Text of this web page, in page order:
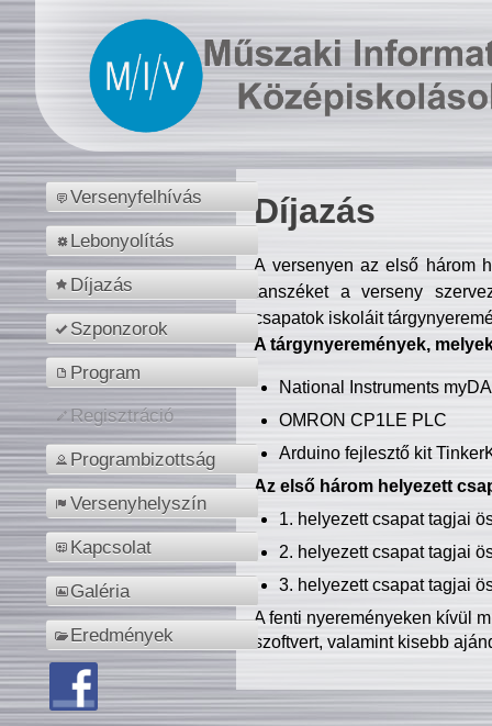
Versenyfelhívás
Lebonyolítás
Díjazás
Szponzorok
Program
Regisztráció
Programbizottság
Versenyhelyszín
Kapcsolat
Galéria
Eredmények
Díjazás
A versenyen az első három
tanszéket a verseny
csapatok iskoláit
A tárgynyeremények,
National Instruments
OMRON CP1LE PLC
Arduino fejlesztő kit
Az első három helyezett
1. helyezett csapat tagjai
2. helyezett csapat tagjai
3. helyezett csapat tagjai
A fenti nyereményeken kívül
szoftvert, valamint kisebb